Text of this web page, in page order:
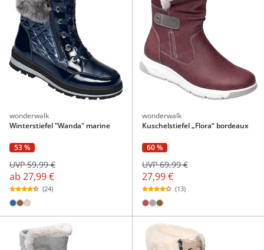
wonderwalk
Winterstiefel "Wanda" marine
53 %
ab 27,99 €
UVP 59,99 €
(24)
wonderwalk
Kuschelstiefel „Flora“ bordeaux
60 %
27,99 €
UVP 69,99 €
(13)